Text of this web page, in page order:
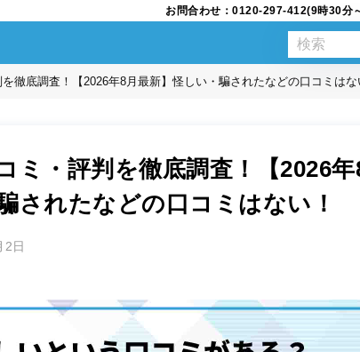
お問合わせ：0120-297-412(9時30分
徹底調査！【2026年8月最新】怪しい・騙されたなどの口コミはな
ミ・評判を徹底調査！【2026
されたなどの口コミはない！
2日